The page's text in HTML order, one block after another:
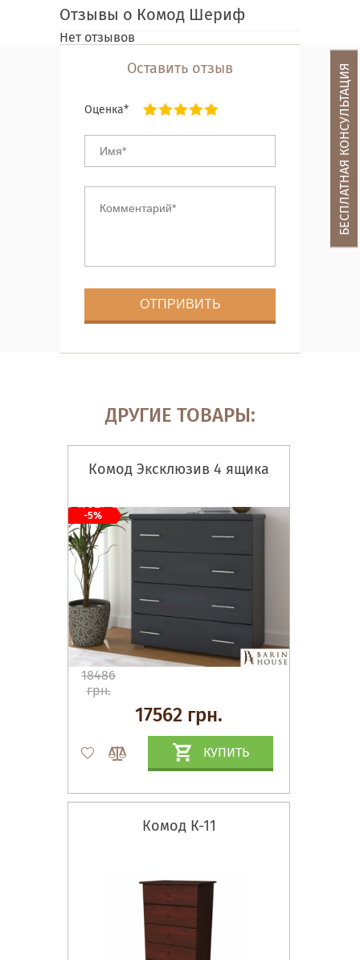
Отзывы о Комод Шериф
Нет отзывов
Оставить отзыв
Оценка*
ДРУГИЕ ТОВАРЫ:
Комод Эксклюзив 4 ящика
18486
грн.
17562 грн.
КУПИТЬ
-5%
Комод К-11
БЕСПЛАТНАЯ КОНСУЛЬТАЦИЯ